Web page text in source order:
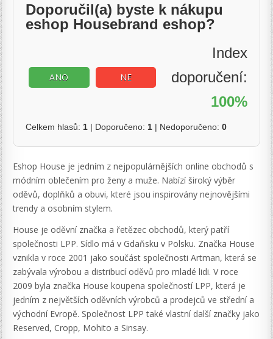
Doporučil(a) byste k nákupu
eshop Housebrand eshop?
ANO NE
Index
doporučení:
100%
Celkem hlasů: 1 | Doporučeno: 1 | Nedoporučeno:0
Eshop House je jedním z nejpopulárnějších online obchodů s
módním oblečením pro ženy a muže. Nabízí široký výběr
oděvů, doplňků a obuvi, které jsou inspirovány nejnovějšími
trendy a osobním stylem.
House je oděvní značka a řetězec obchodů, který patří
společnosti LPP. Sídlo má v Gdaňsku v Polsku. Značka House
vznikla v roce 2001 jako součást společnosti Artman, která se
zabývala výrobou a distribucí oděvů pro mladé lidi. V roce
2009 byla značka House koupena společností LPP, která je
jedním z největších oděvních výrobců a prodejců ve střední a
východní Evropě. Společnost LPP také vlastní další značky jako
Reserved, Cropp, Mohito a Sinsay.